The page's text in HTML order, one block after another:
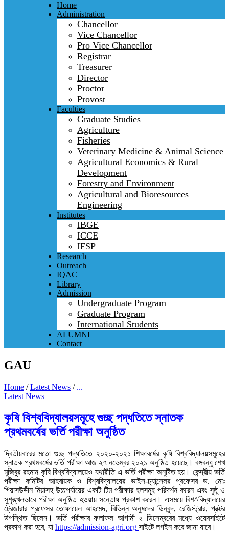
Home
Administration
Chancellor
Vice Chancellor
Pro Vice Chancellor
Registrar
Treasurer
Director
Proctor
Provost
Faculties
Graduate Studies
Agriculture
Fisheries
Veterinary Medicine & Animal Science
Agricultural Economics & Rural
Development
Forestry and Environment
Agricultural and Bioresources
Engineering
Institutes
IBGE
ICCE
IFSP
Research
Outreach
IQAC
Library
Admission
Undergraduate Program
Graduate Program
International Students
ALUMNI
Contact
GAU
Home /Latest News / ...
Latest News
কৃষি বিশ্ববিদ্যালয়সমূহে গুচ্ছ পদ্ধতিতে স্নাতক
প্রথমবর্ষের ভর্তি পরীক্ষা অনুষ্ঠিত
দ্বিতীয়বারের মতো গুচ্ছ পদ্ধতিতে ২০২০-২০২১ শিক্ষাবর্ষের কৃষি বিশ্ববিদ্যালয়সমূহের
স্নাতক প্রথমবর্ষের ভর্তি পরীক্ষা আজ ২৭ নভেম্বর ২০২১ অনুষ্ঠিত হয়েছে। বঙ্গবন্ধু শেখ
মুজিবুর রহমান কৃষি বিশ্ববিদ্যালয়েও যথারীতি এ ভর্তি পরীক্ষা অনুষ্টিত হয়। কেন্দ্রীয় ভর্তি
পরীক্ষা কমিটির আহবায়ক ও বিশ্ববিদ্যালয়ের ভাইস-চ্যান্সেলর প্রফেসর ড. মোঃ
গিয়াসউদ্দীন মিয়াসহ উচ্চপর্যায়ের একটি টিম পরীক্ষার হলসমূহ পরিদর্শন করেন এবং সুষ্ঠু ও
সুশৃঙ্খলভাবে পরীক্ষা অনুষ্ঠিত হওয়ায় সন্তোষ প্রকাশ করেন। এসময়ে বিশ^বিদ্যালয়ের
ট্রেজারার প্রফেসর তোফায়েল আহমেদ, বিভিন্ন অনুষদের ডিনবৃন্দ, রেজিস্ট্রার, প্রক্টর
উপস্থিত ছিলেন। ভর্তি পরীক্ষার ফলাফল আগামী ২ ডিসেম্বরের মধ্যে ওয়েবসাইটে
প্রকাশ করা হবে, যা https://admission-agri.org সাইটে লগইন করে জানা যাবে।